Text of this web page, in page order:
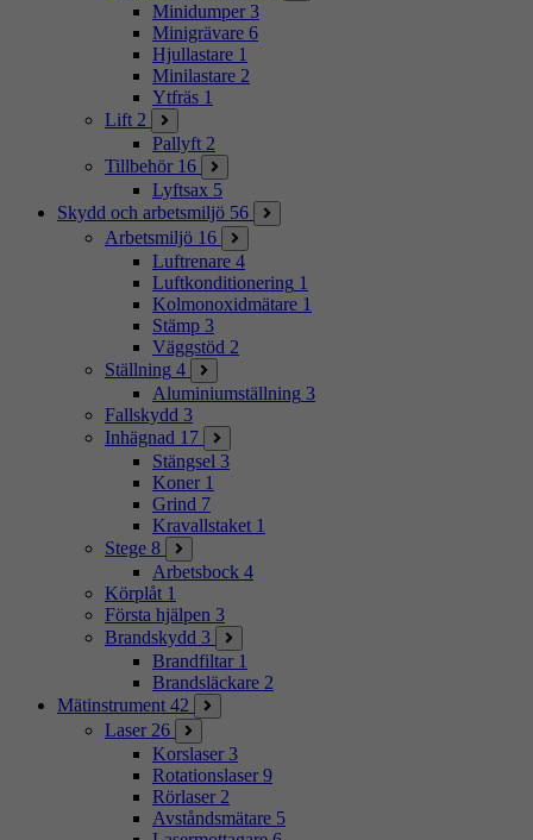
Minidumper 3
Minigrävare 6
Hjullastare 1
Minilastare 2
Ytfräs 1
Lift 2
Pallyft 2
Tillbehör 16
Lyftsax 5
Skydd och arbetsmiljö 56
Arbetsmiljö 16
Luftrenare 4
Luftkonditionering 1
Kolmonoxidmätare 1
Stämp 3
Väggstöd 2
Ställning 4
Aluminiumställning 3
Fallskydd 3
Inhägnad 17
Stängsel 3
Koner 1
Grind 7
Kravallstaket 1
Stege 8
Arbetsbock 4
Körplåt 1
Första hjälpen 3
Brandskydd 3
Brandfiltar 1
Brandsläckare 2
Mätinstrument 42
Laser 26
Korslaser 3
Rotationslaser 9
Rörlaser 2
Avståndsmätare 5